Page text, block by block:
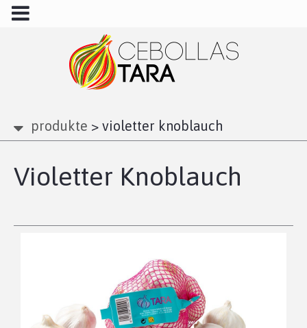
produkte > violetter knoblauch
Violetter Knoblauch